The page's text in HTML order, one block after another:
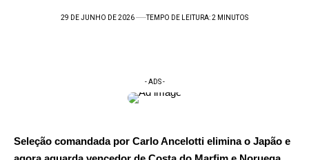
29 DE JUNHO DE 2026 TEMPO DE LEITURA: 2 MINUTOS
- ADS -
Seleção comandada por Carlo Ancelotti elimina o Japão e